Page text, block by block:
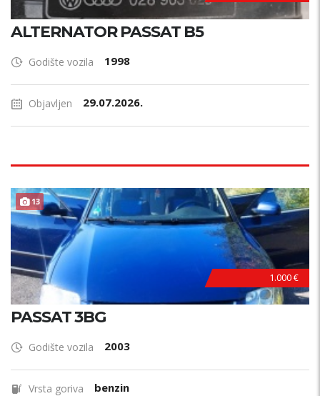
ALTERNATOR PASSAT B5
Godište vozila 1998
Objavljen 29.07.2026.
13
1.000 €
PASSAT 3BG
Godište vozila 2003
Vrsta goriva benzin